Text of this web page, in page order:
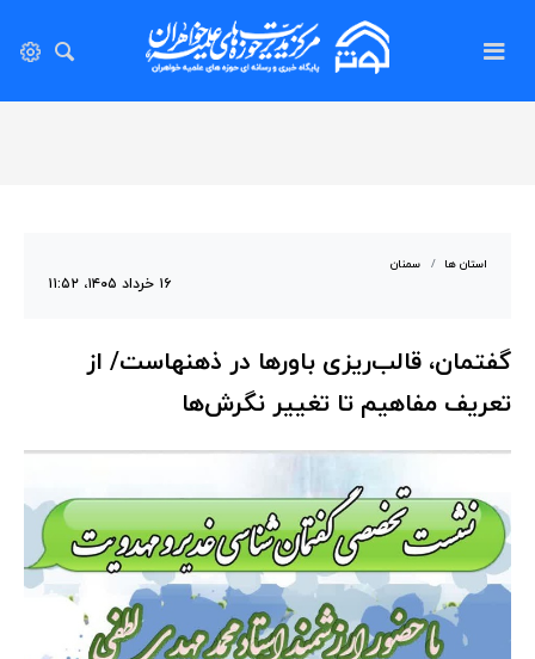
استان ها سمنان
۱۶ خرداد ۱۴۰۵، ۱۱:۵۲
گفتمان، قالب‌ریزی باورها در ذهنهاست/ از
تعریف مفاهیم تا تغییر نگرش‌ها